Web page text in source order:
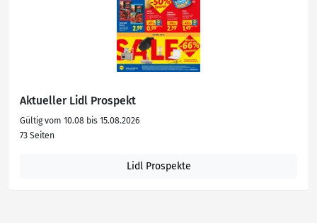
Aktueller Lidl Prospekt
Gültig vom 10.08 bis 15.08.2026
73 Seiten
Lidl Prospekte